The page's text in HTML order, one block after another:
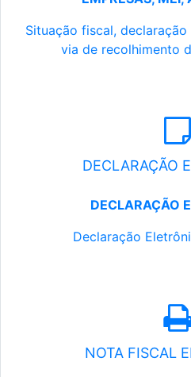
Situação fiscal,
via de recolhimento
DECLARAÇÃO
DECLARAÇÃO
Declaração
NOTA FISCAL